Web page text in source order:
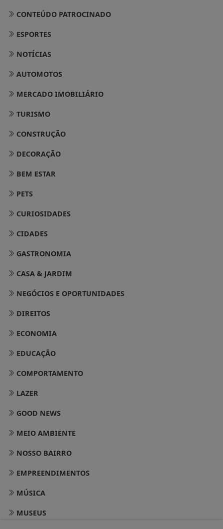
CONTEÚDO PATROCINADO
ESPORTES
NOTÍCIAS
AUTOMOTOS
MERCADO IMOBILIÁRIO
TURISMO
CONSTRUÇÃO
DECORAÇÃO
BEM ESTAR
PETS
CURIOSIDADES
CIDADES
GASTRONOMIA
CASA & JARDIM
NEGÓCIOS E OPORTUNIDADES
DIREITOS
ECONOMIA
EDUCAÇÃO
COMPORTAMENTO
LAZER
GOOD NEWS
MEIO AMBIENTE
NOSSO BAIRRO
EMPREENDIMENTOS
MÚSICA
MUSEUS